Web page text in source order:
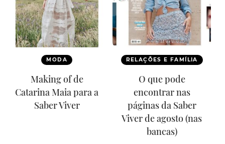
MODA
Making of de
Catarina Maia para a
Saber Viver
RELAÇÕES E FAMÍLIA
O que pode
encontrar nas
páginas da Saber
Viver de agosto (nas
bancas)